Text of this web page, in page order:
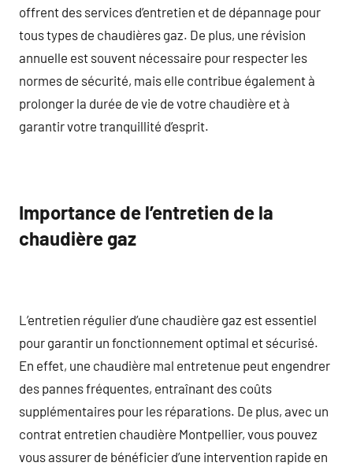
offrent des services d’entretien et de dépannage pour
tous types de chaudières gaz. De plus, une révision
annuelle est souvent nécessaire pour respecter les
normes de sécurité, mais elle contribue également à
prolonger la durée de vie de votre chaudière et à
garantir votre tranquillité d’esprit.
Importance de l’entretien de la
chaudière gaz
L’entretien régulier d’une chaudière gaz est essentiel
pour garantir un fonctionnement optimal et sécurisé.
En effet, une chaudière mal entretenue peut engendrer
des pannes fréquentes, entraînant des coûts
supplémentaires pour les réparations. De plus, avec un
contrat entretien chaudière Montpellier, vous pouvez
vous assurer de bénéficier d’une intervention rapide en